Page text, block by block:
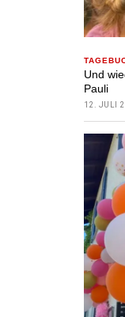
Und
Pauli
12. JULI